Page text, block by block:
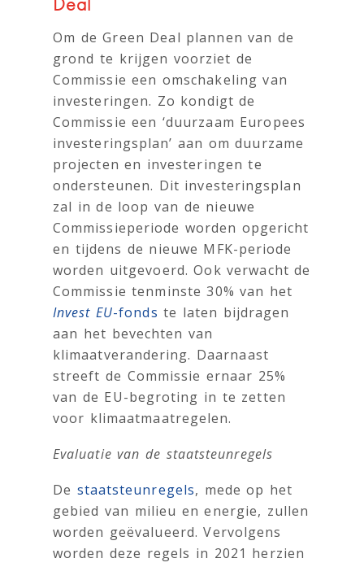
Deal
Om de Green Deal plannen van de
grond te krijgen voorziet de
Commissie een omschakeling van
investeringen. Zo kondigt de
Commissie een ‘duurzaam Europees
investeringsplan’ aan om duurzame
projecten en investeringen te
ondersteunen. Dit investeringsplan
zal in de loop van de nieuwe
Commissieperiode worden opgericht
en tijdens de nieuwe MFK-periode
worden uitgevoerd. Ook verwacht de
Commissie tenminste 30% van het
Invest EU-fonds te laten bijdragen
aan het bevechten van
klimaatverandering. Daarnaast
streeft de Commissie ernaar 25%
van de EU-begroting in te zetten
voor klimaatmaatregelen.
Evaluatie van de staatsteunregels
De staatsteunregels, mede op het
gebied van milieu en energie, zullen
worden geëvalueerd. Vervolgens
worden deze regels in 2021 herzien